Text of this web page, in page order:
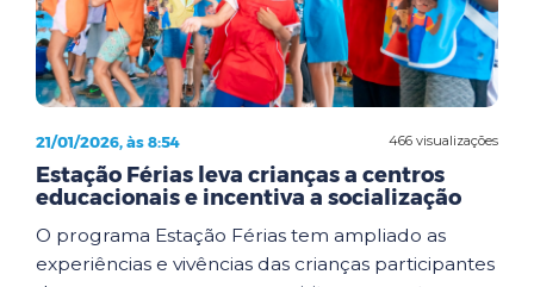
466 visualizações
21/01/2026, às 8:54
Estação Férias leva crianças a centros
educacionais e incentiva a socialização
O programa Estação Férias tem ampliado as
experiências e vivências das crianças participantes